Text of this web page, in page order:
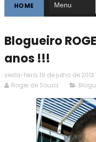
HOME
Blogueiro
anos !!!
sexta-feira, 19 de julho de 2013
Roger de Souza